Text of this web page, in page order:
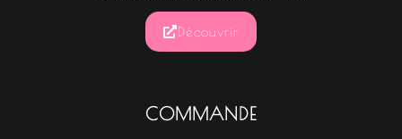
Découvrir
COMMANDE